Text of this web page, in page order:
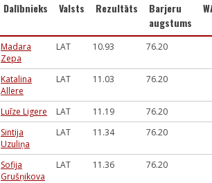
Dalībnieks Valsts Rezultāts
Barjeru
augstums
Madara
Zepa
LAT 10.93 76.20
Katalina
Allere
LAT 11.03 76.20
Luīze Ligere LAT 11.19
76.20
Sintija
Uzuliņa
LAT 11.34 76.20
Sofija
Grušņikova
LAT 11.36 76.20